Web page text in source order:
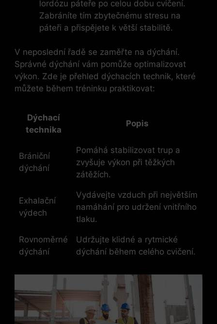
lordózu páteře ​po ‌celou dobu cvičení.
Zabráníte tím zbytečnému ​stresu na
páteři a přispějete k větší stabilitě.
V neposlední řadě se‌ zaměřte na dýchání.
Správné dýchání ​vám⁤ pomůže optimalizovat
výkon. Zde⁤ je přehled ⁤dýchacích technik, které​
můžete během tréninku ‍praktikovat:
Dýchací
technika
Popis
Brániční
dýchání
Pomáhá stabilizovat⁢ trup a
zvyšuje ​výkon při ⁢těžkých⁤
zátěžích.
Exhalační ​
výdech
Vydávejte vzduch při největším
namáhání pro udržení vnitřního⁣
tlaku.
Rovnoměrné
dýchání
Udržujte klidné a ‍rytmické
dýchání během celého cvičení.